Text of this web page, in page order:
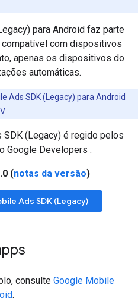
para Android faz parte
compatível com dispositivos
apenas os dispositivos do
automáticas.
Ads SDK (Legacy) para Android
(Legacy) é regido pelos
Google Developers .
(notas da versão)
Ads SDK (Legacy)
consulte Google Mobile
.